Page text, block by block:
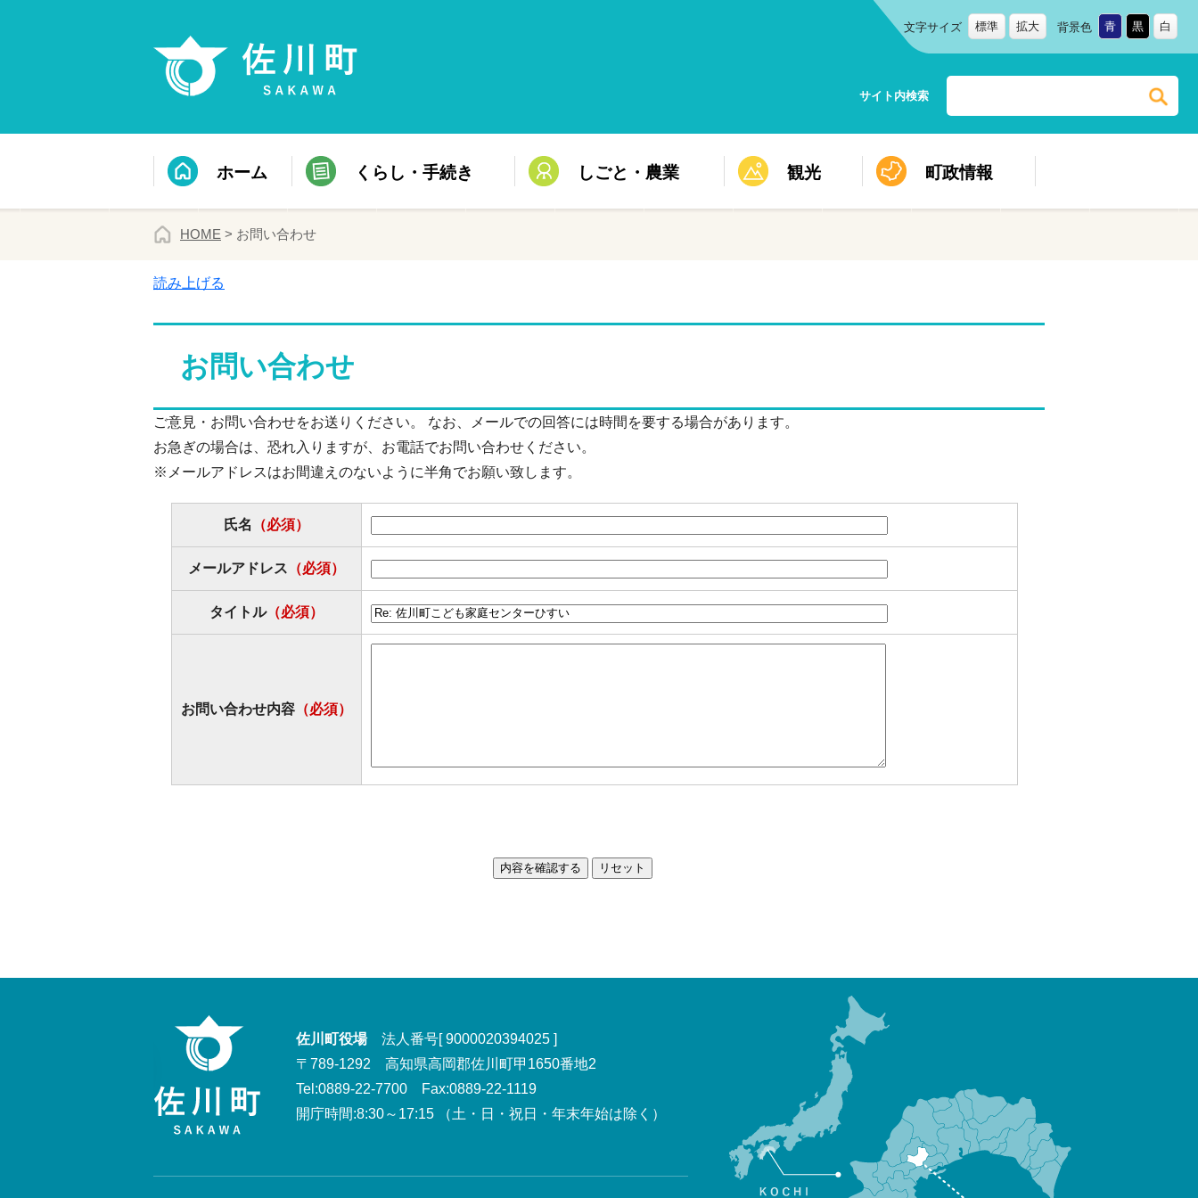
文字サイズ 標準 拡大 背景色 青 黒 白
サイト内検索
ホーム くらし・手続き しごと・農業 観光 町政情報
HOME > お問い合わせ
読み上げる
お問い合わせ
ご意見・お問い合わせをお送りください。 なお、メールでの回答には時間を要する場合があります。
お急ぎの場合は、恐れ入りますが、お電話でお問い合わせください。
※メールアドレスはお間違えのないように半角でお願い致します。
氏名 （必須）
メールアドレス （必須）
タイトル（必須）
お問い合わせ内容 （必須）
佐川町役場法人番号[ 9000020394025 ]
〒789-1292 高知県高岡郡佐川町甲1650番地2
Tel:0889-22-7700 Fax:0889-22-1119
開庁時間:8:30～17:15 （土・日・祝日・年末年始は除く）